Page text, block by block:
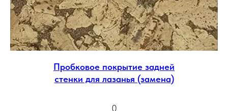
Пробковое покрытие задней
стенки для лазанья (замена)
0